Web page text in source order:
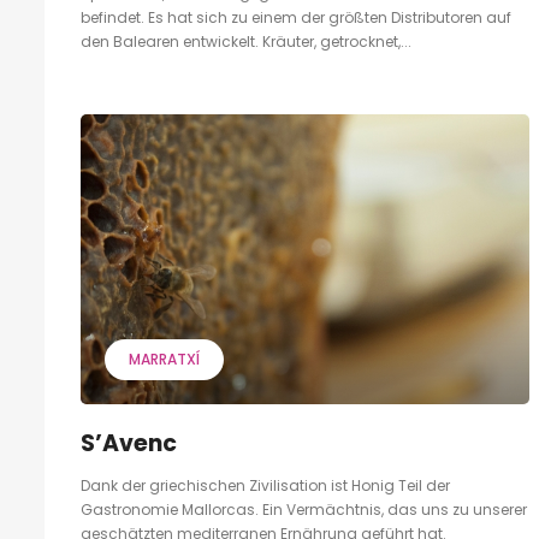
befindet. Es hat sich zu einem der größten Distributoren auf
den Balearen entwickelt. Kräuter, getrocknet,...
MARRATXÍ
S’Avenc
Dank der griechischen Zivilisation ist Honig Teil der
Gastronomie Mallorcas. Ein Vermächtnis, das uns zu unserer
geschätzten mediterranen Ernährung geführt hat.